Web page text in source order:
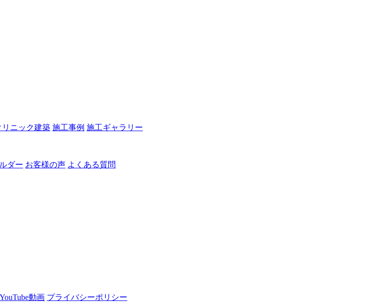
ニック建築 施工事例 施工ギャラリー
ダー お客様の声 よくある質問
動画 プライバシーポリシー